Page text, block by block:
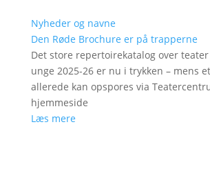
Nyheder og navne
Den Røde Brochure er på trapperne
Det store repertoirekatalog over
unge 2025-26 er nu i trykken – mens
allerede kan opspores via
hjemmeside
Læs mere